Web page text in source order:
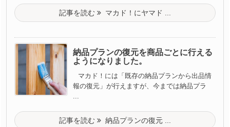
記事を読む マカド！にヤマド ...
納品プランの復元を商品ごとに行える
ようになりました。
マカド！には「既存の納品プランから出品情
報の復元」が行えますが、今までは納品プラ
記事を読む 納品プランの復元 ...